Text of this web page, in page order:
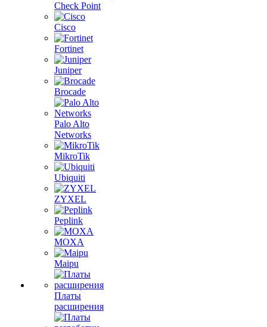
Check Point
Cisco
Fortinet
Juniper
Brocade
Palo Alto
Networks
MikroTik
Ubiquiti
ZYXEL
Peplink
MOXA
Maipu
Платы
расширения